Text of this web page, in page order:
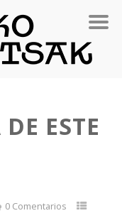
ESTE
0 Comentarios